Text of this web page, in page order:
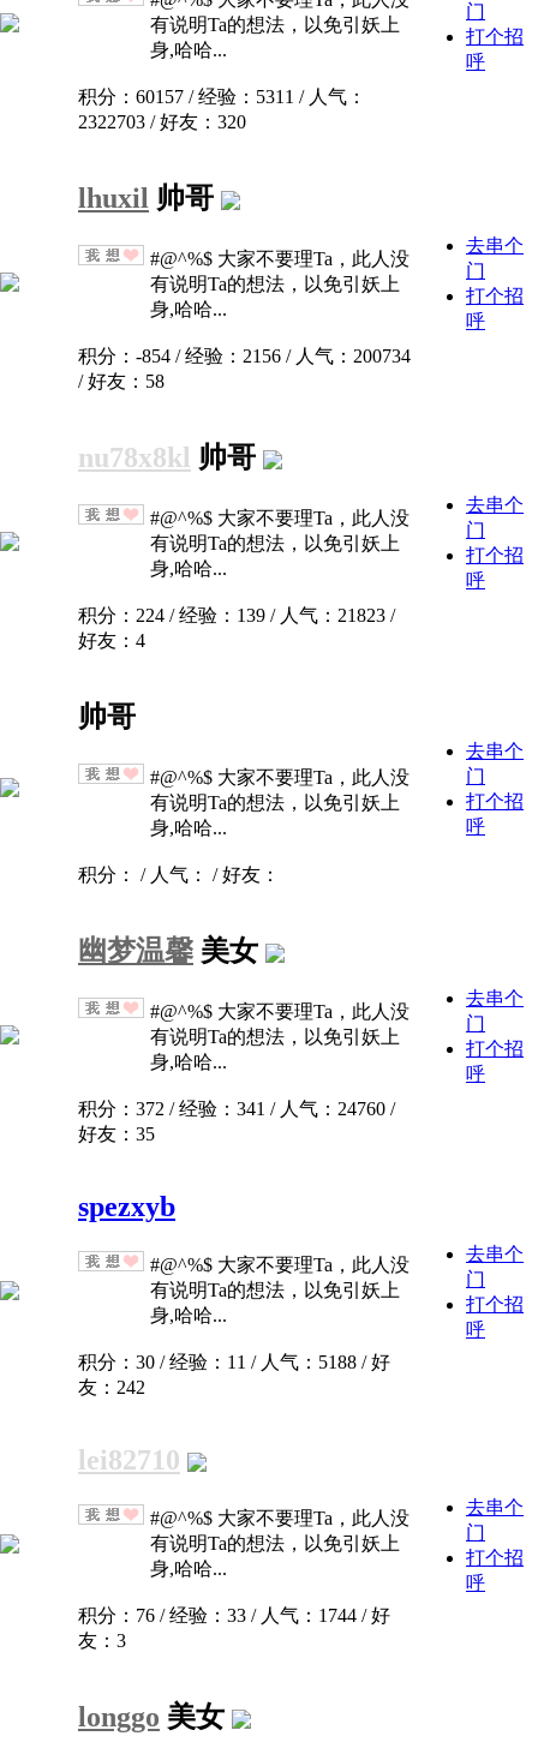
有说明Ta的想法，以免引妖上
身,哈哈...
积分：60157 / 经验：5311 / 人气：
2322703 / 好友：320
门
打个招
呼
lhuxil 帅哥
#@^%$ 大家不要理Ta，此人没
有说明Ta的想法，以免引妖上
身,哈哈...
积分：-854 / 经验：2156 / 人气：200734
/ 好友：58
去串个
门
打个招
呼
nu78x8kl 帅哥
#@^%$ 大家不要理Ta，此人没
有说明Ta的想法，以免引妖上
身,哈哈...
积分：224 / 经验：139 / 人气：21823 /
好友：4
去串个
门
打个招
呼
帅哥
#@^%$ 大家不要理Ta，此人没
有说明Ta的想法，以免引妖上
身,哈哈...
积分： / 人气： / 好友：
去串个
门
打个招
呼
幽梦温馨 美女
#@^%$ 大家不要理Ta，此人没
有说明Ta的想法，以免引妖上
身,哈哈...
积分：372 / 经验：341 / 人气：24760 /
好友：35
去串个
门
打个招
呼
spezxyb
#@^%$ 大家不要理Ta，此人没
有说明Ta的想法，以免引妖上
身,哈哈...
积分：30 / 经验：11 / 人气：5188 / 好
友：242
去串个
门
打个招
呼
lei82710
#@^%$ 大家不要理Ta，此人没
有说明Ta的想法，以免引妖上
身,哈哈...
积分：76 / 经验：33 / 人气：1744 / 好
友：3
去串个
门
打个招
呼
longgo 美女